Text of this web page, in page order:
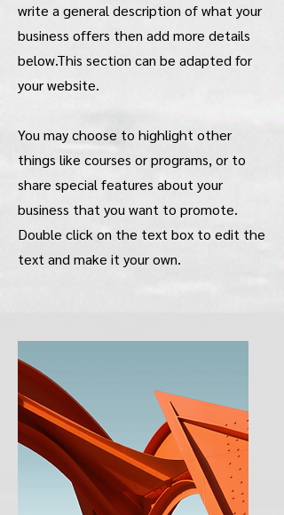
write a general description of what your
business offers then add more details
below.This section can be adapted for
your website.
You may choose to highlight other
things like courses or programs, or to
share special features about your
business that you want to promote.
Double click on the text box to edit the
text and make it your own.